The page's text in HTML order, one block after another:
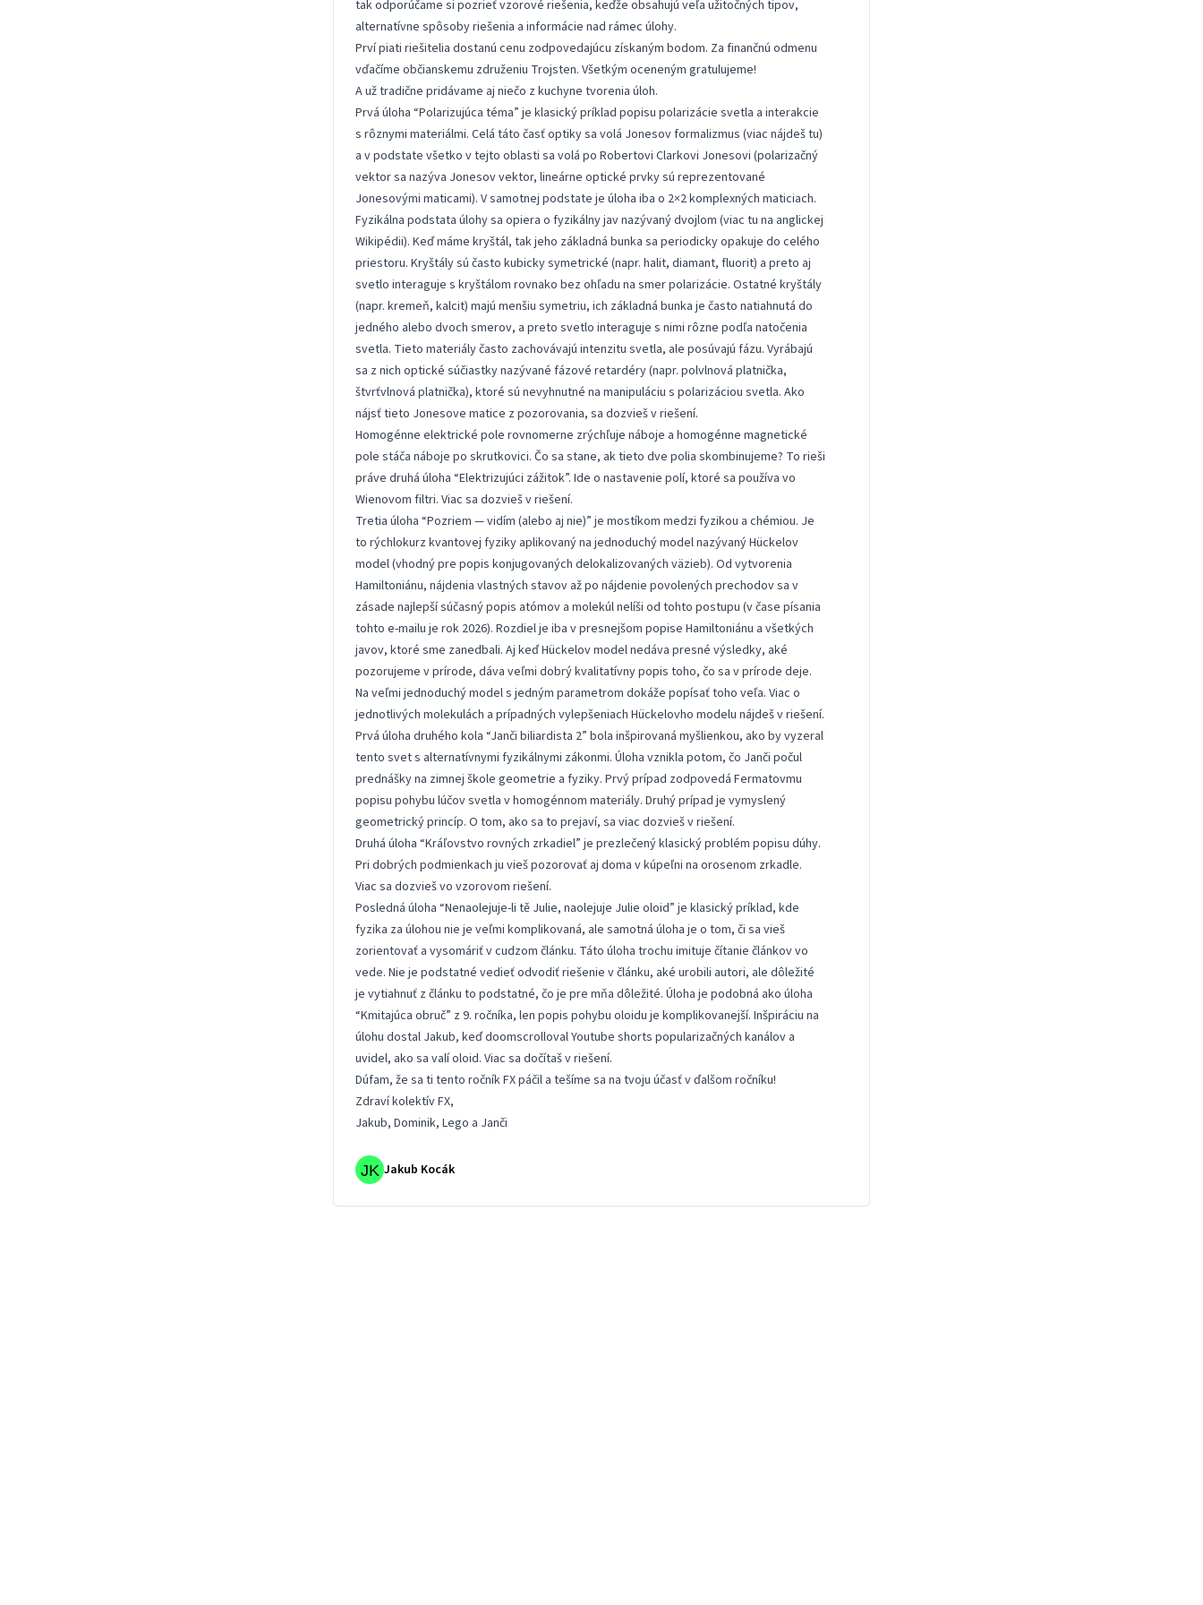
tak odporúčame si pozrieť vzorové riešenia, keďže obsahujú veľa užitočných tipov,
alternatívne spôsoby riešenia a informácie nad rámec úlohy.
Prví piati riešitelia dostanú cenu zodpovedajúcu získaným bodom. Za finančnú odmenu
vďačíme občianskemu združeniu Trojsten. Všetkým oceneným gratulujeme!
A už tradične pridávame aj niečo z kuchyne tvorenia úloh.
Prvá úloha “Polarizujúca téma” je klasický príklad popisu polarizácie svetla a interakcie
s rôznymi materiálmi. Celá táto časť optiky sa volá Jonesov formalizmus (viac nájdeštu)
a v podstate všetko v tejto oblasti sa volá po Robertovi Clarkovi Jonesovi (polarizačný
vektor sa nazýva Jonesov vektor, lineárne optické prvky sú reprezentované
Jonesovými maticami). V samotnej podstate je úloha iba o 2×2 komplexných maticiach.
Fyzikálna podstata úlohy sa opiera o fyzikálny jav nazývanýdvojlom (viac tu na anglickej
Wikipédii). Keď máme kryštál, tak jeho základná bunka sa periodicky opakuje do celého
priestoru. Kryštály sú často kubicky symetrické (napr. halit, diamant, fluorit) a preto aj
svetlo interaguje s kryštálom rovnako bez ohľadu na smer polarizácie. Ostatné kryštály
(napr. kremeň, kalcit) majú menšiu symetriu, ich základná bunka je často natiahnutá do
jedného alebo dvoch smerov, a preto svetlo interaguje s nimi rôzne podľa natočenia
svetla. Tieto materiály často zachovávajú intenzitu svetla, ale posúvajú fázu. Vyrábajú
sa z nich optické súčiastky nazývané fázové retardéry (napr. polvlnová platnička,
štvrťvlnová platnička), ktoré sú nevyhnutné na manipuláciu s polarizáciou svetla. Ako
nájsť tieto Jonesove matice z pozorovania, sa dozvieš v riešení.
Homogénne elektrické pole rovnomerne zrýchľuje náboje a homogénne magnetické
pole stáča náboje po skrutkovici. Čo sa stane, ak tieto dve polia skombinujeme? To rieši
práve druhá úloha “Elektrizujúci zážitok”. Ide o nastavenie polí, ktoré sa používa vo
Wienovom filtri. Viac sa dozvieš v riešení.
Tretia úloha “Pozriem — vidím (alebo aj nie)” je mostíkom medzi fyzikou a chémiou. Je
to rýchlokurz kvantovej fyziky aplikovaný na jednoduchý model nazývanýHückelov
model(vhodný pre popis konjugovaných delokalizovaných väzieb). Od vytvorenia
Hamiltoniánu, nájdenia vlastných stavov až po nájdenie povolených prechodov sa v
zásade najlepší súčasný popis atómov a molekúl nelíši od tohto postupu (v čase písania
tohto e-mailu je rok 2026). Rozdiel je iba v presnejšom popise Hamiltoniánu a všetkých
javov, ktoré sme zanedbali. Aj keď Hückelov model nedáva presné výsledky, aké
pozorujeme v prírode, dáva veľmi dobrý kvalitatívny popis toho, čo sa v prírode deje.
Na veľmi jednoduchý model s jedným parametrom dokáže popísať toho veľa. Viac o
jednotlivých molekulách a prípadných vylepšeniach Hückelovho modelu nájdeš v riešení.
Prvá úloha druhého kola “Janči biliardista 2” bola inšpirovaná myšlienkou, ako by vyzeral
tento svet s alternatívnymi fyzikálnymi zákonmi. Úloha vznikla potom, čo Janči počul
prednášky na zimnej škole geometrie a fyziky. Prvý prípad zodpovedá Fermatovmu
popisu pohybu lúčov svetla v homogénnom materiály. Druhý prípad je vymyslený
geometrický princíp. O tom, ako sa to prejaví, sa viac dozvieš v riešení.
Druhá úloha “Kráľovstvo rovných zrkadiel” je prezlečený klasický problém popisu dúhy.
Pri dobrých podmienkach ju vieš pozorovať aj doma v kúpeľni na orosenom zrkadle.
Viac sa dozvieš vo vzorovom riešení.
Posledná úloha “Nenaolejuje-li tě Julie, naolejuje Julie oloid” je klasický príklad, kde
fyzika za úlohou nie je veľmi komplikovaná, ale samotná úloha je o tom, či sa vieš
zorientovať a vysomáriť v cudzom článku. Táto úloha trochu imituje čítanie článkov vo
vede. Nie je podstatné vedieť odvodiť riešenie v článku, aké urobili autori, ale dôležité
je vytiahnuť z článku to podstatné, čo je pre mňa dôležité. Úloha je podobná ako úloha
“Kmitajúca obruč” z 9. ročníka, len popis pohybu oloidu je komplikovanejší. Inšpiráciu na
úlohu dostal Jakub, keď doomscrolloval Youtube shorts popularizačných kanálov a
uvidel, ako sa valí oloid. Viac sa dočítaš v riešení.
Dúfam, že sa ti tento ročník FX páčil a tešíme sa na tvoju účasť v ďalšom ročníku!
Zdraví kolektív FX,
Jakub, Dominik, Lego a Janči
Jakub Kocák